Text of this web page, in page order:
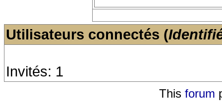
Utilisateurs connectés (
Invités: 1
This forum